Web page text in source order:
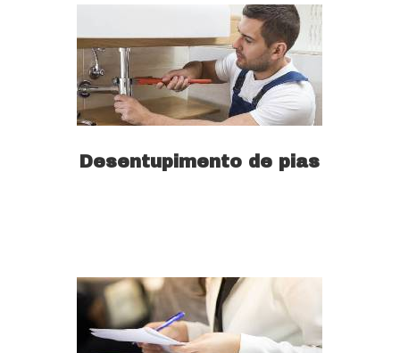
Desentupimento de pias